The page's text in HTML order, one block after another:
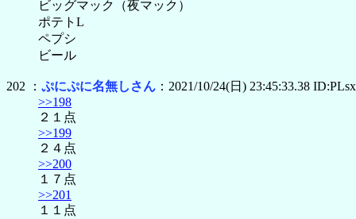
ビッグマック（夜マック）
ポテトL
ペプシ
ビール
202 ： ぷにぷに名無しさん ：2021/10/24(日) 23:45:33.38
>>198
２１点
>>199
２４点
>>200
１７点
>>201
１１点